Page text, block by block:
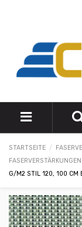
STARTSEITE
FASERVERSTÄRKUNGEN
G/M2 STIL 120, 100 CM